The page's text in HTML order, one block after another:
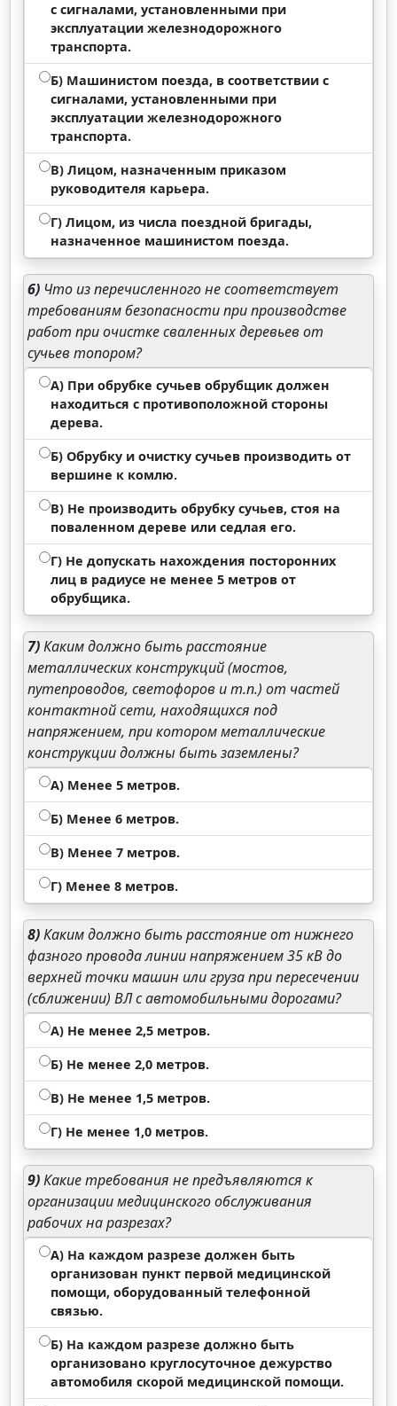
с сигналами, установленными при
эксплуатации железнодорожного
транспорта.
Б) Машинистом поезда, в соответствии с
сигналами, установленными при
эксплуатации железнодорожного
транспорта.
В) Лицом, назначенным приказом
руководителя карьера.
Г) Лицом, из числа поездной бригады,
назначенное машинистом поезда.
6) Что из перечисленного не соответствует
требованиям безопасности при производстве
работ при очистке сваленных деревьев от
сучьев топором?
А) При обрубке сучьев обрубщик должен
находиться с противоположной стороны
дерева.
Б) Обрубку и очистку сучьев производить от
вершине к комлю.
В) Не производить обрубку сучьев, стоя на
поваленном дереве или седлая его.
Г) Не допускать нахождения посторонних
лиц в радиусе не менее 5 метров от
обрубщика.
7)Каким должно быть расстояние
металлических конструкций (мостов,
путепроводов, светофоров и т.п.) от частей
контактной сети, находящихся под
напряжением, при котором металлические
конструкции должны быть заземлены?
А) Менее 5 метров.
Б) Менее 6 метров.
В) Менее 7 метров.
Г) Менее 8 метров.
8)Каким должно быть расстояние от нижнего
фазного провода линии напряжением 35 кВ до
верхней точки машин или груза при пересечении
(сближении) ВЛ с автомобильными дорогами?
А) Не менее 2,5 метров.
Б) Не менее 2,0 метров.
В) Не менее 1,5 метров.
Г) Не менее 1,0 метров.
9)Какие требования не предъявляются к
организации медицинского обслуживания
рабочих на разрезах?
А) На каждом разрезе должен быть
организован пункт первой медицинской
помощи, оборудованный телефонной
связью.
Б) На каждом разрезе должно быть
организовано круглосуточное дежурство
автомобиля скорой медицинской помощи.